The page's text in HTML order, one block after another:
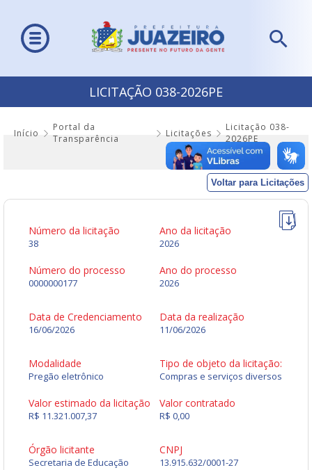
LICITAÇÃO 038-2026PE
Início
Portal da
Transparência
Licitações
Licitação 038-
2026PE
Voltar para Licitações
Número da licitação
38
Ano da licitação
2026
Número do processo
0000000177
Ano do processo
2026
Data de Credenciamento
16/06/2026
Data da realização
11/06/2026
Modalidade
Pregão eletrônico
Tipo de objeto da licitação:
Compras e serviços diversos
Valor estimado da licitação
R$ 11.321.007,37
Valor contratado
R$ 0,00
Órgão licitante
Secretaria de Educação
CNPJ
13.915.632/0001-27